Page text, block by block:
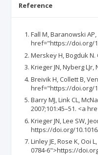
Reference
Fall M, Baranowski
href="https://doi.org/
Merskey H, Bogduk N.
Krieger JN, Nyberg
Breivik H, Collett B,
href="https://doi.org/
Barry MJ, Link CL,
2007;101:45–51. <a
Krieger JN, Lee SW,
https://doi.org/
Linley JE, Rose K,
0784-6">https://